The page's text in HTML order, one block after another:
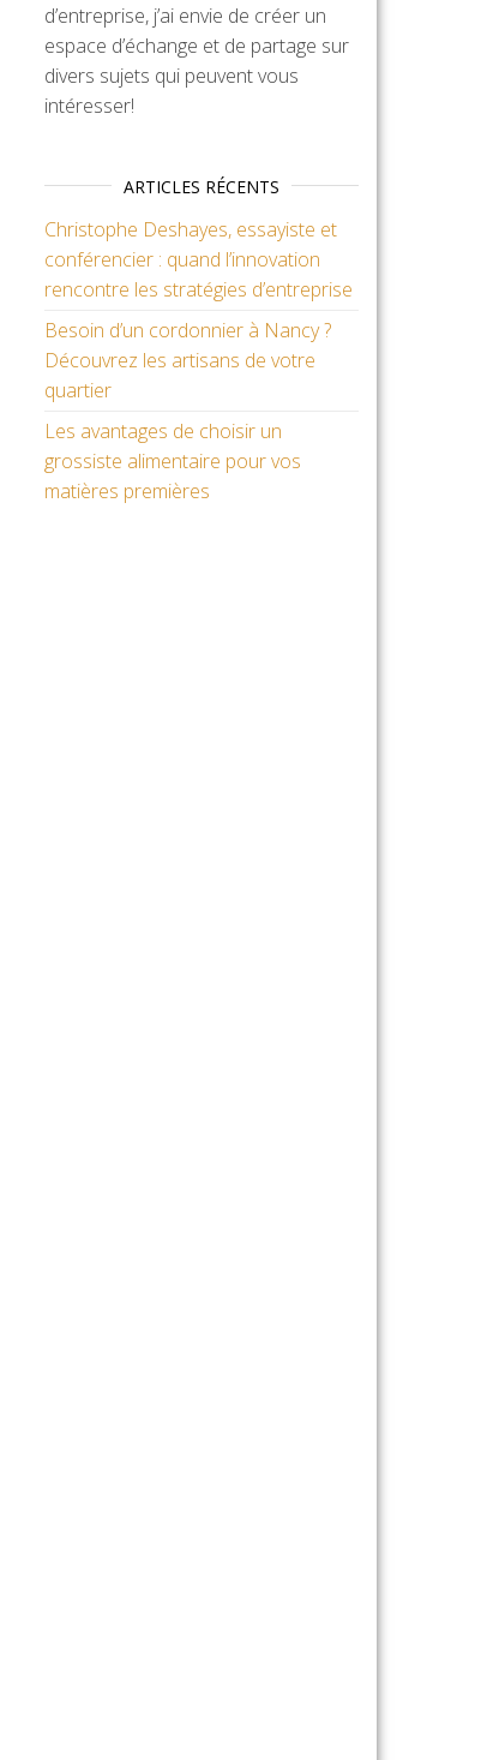
d’entreprise, j’ai envie de créer un
espace d’échange et de partage sur
divers sujets qui peuvent vous
intéresser!
ARTICLES RÉCENTS
Christophe Deshayes, essayiste et
conférencier : quand l’innovation
rencontre les stratégies d’entreprise
Besoin d’un cordonnier à Nancy ?
Découvrez les artisans de votre
quartier
Les avantages de choisir un
grossiste alimentaire pour vos
matières premières